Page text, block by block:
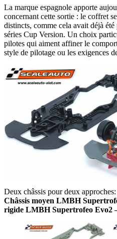
La marque espagnole apporte
concernant cette sortie : le coffret
distincts, comme cela avait déjà été
séries Cup Version. Un choix
pilotes qui aiment affiner le
style de pilotage ou les exigences
Deux châssis pour deux approches:
Châssis moyen LMBH
rigide LMBH Supertrofeo Evo2